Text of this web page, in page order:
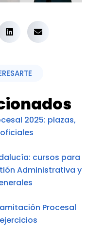
2025: plazas,
cursos para
Administrativa y
Procesal